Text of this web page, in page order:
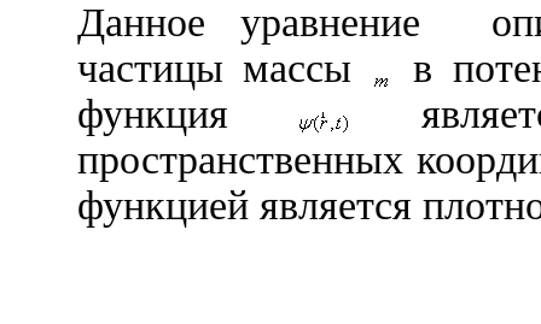
Данное уравнение
частицы массы
в
функция
пространственных
функцией является